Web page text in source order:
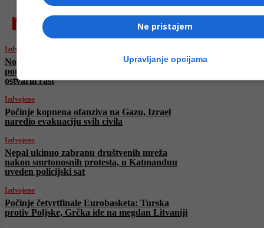
najnovije
Izdvojeno
Norveška vladajuća Laburistička partija
ponovo izabrana, desničarski populisti
ostvarili rast
Izdvojeno
Počinje kopnena ofanziva na Gazu, Izrael
naredio evakuaciju svih civila
Izdvojeno
Nepal ukinuo zabranu društvenih mreža
nakon smrtonosnih protesta, u Katmanduu
uveden policijski sat
Izdvojeno
Počinje četvrtfinale Eurobasketa: Turska
protiv Poljske, Grčka ide na megdan Litvaniji
Ne pristajem
Upravljanje opcijama